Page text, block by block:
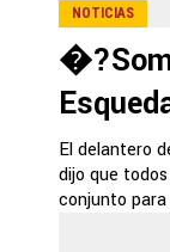
NOTICIAS
El delantero
dijo que
conjunto